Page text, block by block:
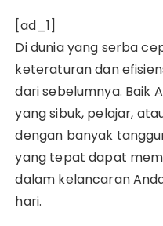
[ad_1]
Di dunia yang serba
keteraturan dan
dari sebelumnya. Baik
yang sibuk, pelajar,
dengan banyak
yang tepat dapat
dalam kelancaran
hari.